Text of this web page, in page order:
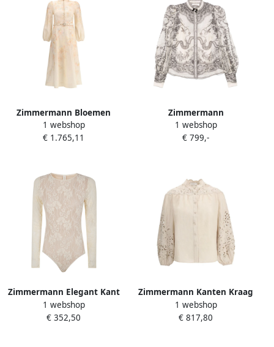
Zimmermann Bloemen
Lange Jurk met
Parelsluiting Beige Dames
1 webshop
€ 1.765,11
Zimmermann
Kristalversierd Grafisch
Print Shirt Beige Dames
1 webshop
€ 799,-
Zimmermann Elegant Kant
Bodysuit Beige Dames
1 webshop
€ 352,50
Zimmermann Kanten Kraag
Linnen Blouse
Ballonmouwen Beige
1 webshop
€ 817,80